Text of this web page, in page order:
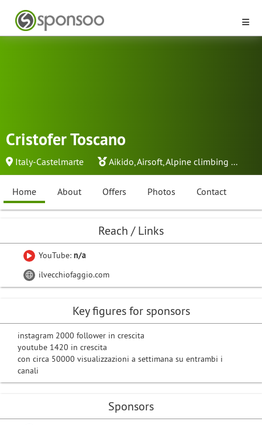
Cristofer Toscano
Italy-Castelmarte Aikido,Airsoft,Alpine climbing ...
Home About Offers Photos Contact
Reach / Links
YouTube: n/a
ilvecchiofaggio.com
Key figures for sponsors
instagram 2000 follower in crescita
youtube 1420 in crescita
con circa 50000 visualizzazioni a settimana su entrambi i
canali
Sponsors